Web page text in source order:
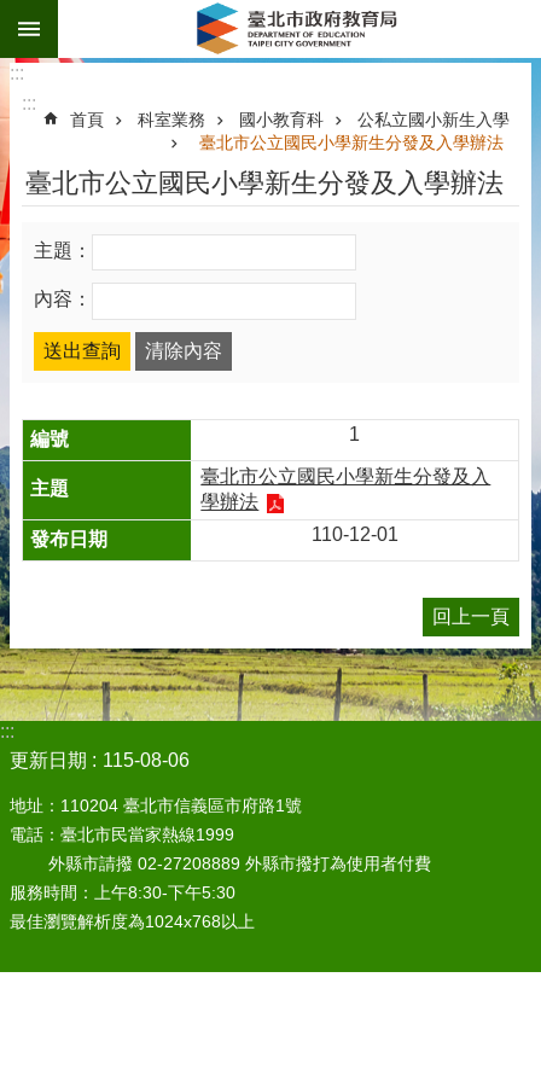
跳到主要內容區塊
:::
:::
首頁 科室業務 國小教育科
公私立國小新生入學
臺北市公立國民小學新生分發及入學辦法
臺北市公立國民小學新生分發及入學辦法
主題：
內容：
1
臺北市公立國民小學新生分發及入
學辦法
110-12-01
回上一頁
:::
更新日期
115-08-06
地址：110204 臺北市信義區市府路1號
電話：臺北市民當家熱線1999
外縣市請撥 02-27208889 外縣市撥打為使用者付費
服務時間：上午8:30-下午5:30
最佳瀏覽解析度為1024x768以上